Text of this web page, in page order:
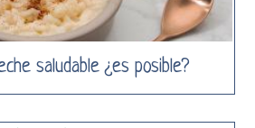
saludable ¿es posible?